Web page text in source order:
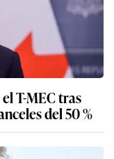
T-MEC tras
del 50 %